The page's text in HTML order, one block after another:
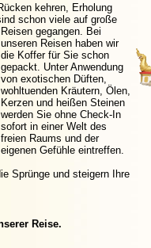
kehren, Erholung
schon viele auf große
Reisen gegangen. Bei
unseren Reisen haben wir
die Koffer für Sie schon
gepackt. Unter Anwendung
von exotischen Düften,
wohltuenden Kräutern, Ölen,
Kerzen und heißen Steinen
werden Sie ohne Check-In
sofort in einer Welt des
freien Raums und der
eigenen Gefühle eintreffen.
Sprünge und steigern Ihre
Reise.